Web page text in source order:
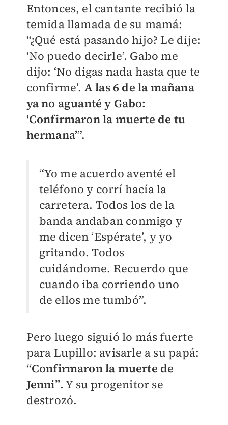
Entonces, el cantante recibió la
temida llamada de su mamá:
“¿Qué está pasando hijo? Le dije:
‘No puedo decirle’. Gabo me
dijo: ‘No digas nada hasta que te
confirme’. A las 6 de la mañana
ya no aguanté y Gabo:
‘Confirmaron la muerte de tu
hermana’”.
“Yo me acuerdo aventé el
teléfono y corrí hacía la
carretera. Todos los de la
banda andaban conmigo y
me dicen ‘Espérate’, y yo
gritando. Todos
cuidándome. Recuerdo que
cuando iba corriendo uno
de ellos me tumbó”.
Pero luego siguió lo más fuerte
para Lupillo: avisarle a su papá:
“Confirmaron la muerte de
Jenni”. Y su progenitor se
destrozó.